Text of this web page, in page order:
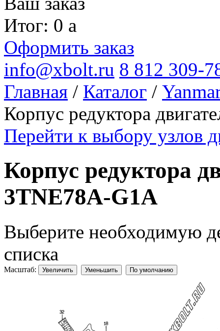
Итог: 0 a
Оформить заказ
info@xbolt.ru 8 812 309-
Главная / Каталог /
Корпус редуктора
Перейти к выбору узлов
Корпус редуктора
3TNE78A-G1A
Выберите необходимую
списка
Масштаб: Увеличить Уменьшить По умолчанию